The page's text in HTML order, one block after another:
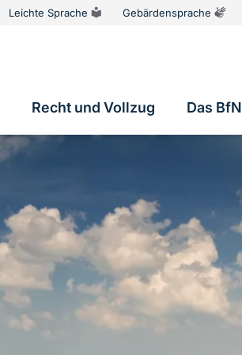
Leichte Sprache Gebärdensprache
Recht und Vollzug Das BfN